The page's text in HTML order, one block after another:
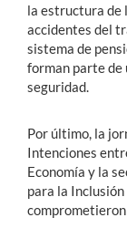
la estructura de
accidentes del
sistema de
forman parte de
seguridad.
Por último, la
Intenciones
Economía y la
para la Inclusión